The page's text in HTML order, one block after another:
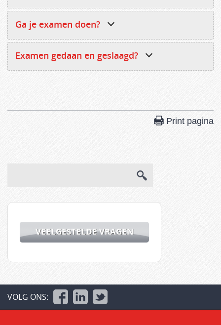
Ga je examen doen?
Examen gedaan en geslaagd?
Print pagina
VEELGESTELDE VRAGEN
VOLG ONS: